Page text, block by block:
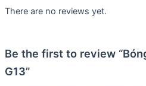
There are no reviews yet.
Be the first to review
G13”